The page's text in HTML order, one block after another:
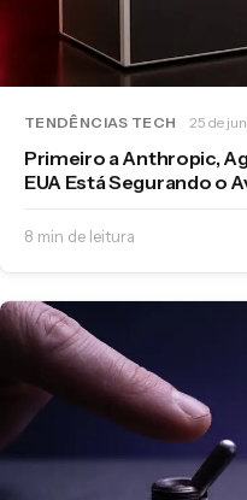
TENDÊNCIAS TECH 25 de
Primeiro a Anthropic,
EUA Está Segurando o
8 min de leitura